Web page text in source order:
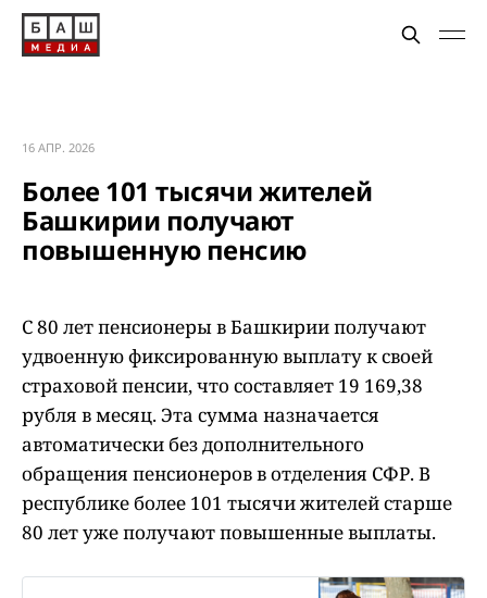
16 АПР. 2026
Более 101 тысячи жителей
Башкирии получают
повышенную пенсию
С 80 лет пенсионеры в Башкирии получают
удвоенную фиксированную выплату к своей
страховой пенсии, что составляет 19 169,38
рубля в месяц. Эта сумма назначается
автоматически без дополнительного
обращения пенсионеров в отделения СФР. В
республике более 101 тысячи жителей старше
80 лет уже получают повышенные выплаты.